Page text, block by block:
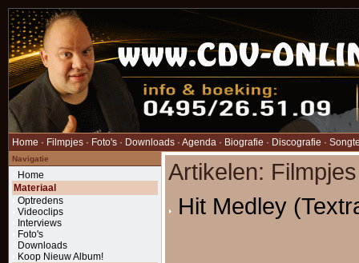
Home · Filmpjes · Foto's · Downloads · Agenda · Biografie · Discografie ·
Navigatie
Home
Materiaal
Optredens
Videoclips
Interviews
Foto's
Downloads
Koop Nieuw Album!
Artikelen:
Hit Medley